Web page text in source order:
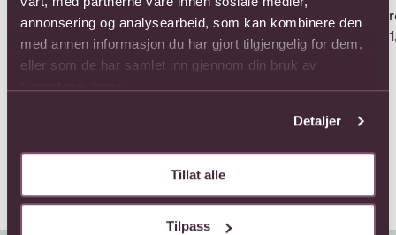
annonsering og analysearbeid, som kan kombinere den
med annen informasjon du har gjort tilgjengelig for dem,
eller som de har samlet inn gjennom din bruk av
Detaljer
Tillat alle
Tilpass
12 roses long stemmed
1144,-
stemmed